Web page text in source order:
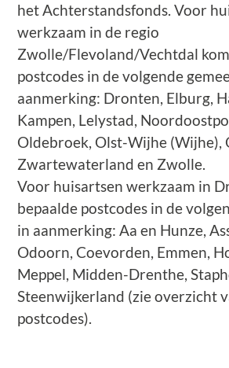
het Achterstandsfonds. Voor
werkzaam in de regio
Zwolle/Flevoland/Vechtdal
postcodes in de volgende
aanmerking: Dronten, Elburg,
Kampen, Lelystad,
Oldebroek, Olst-Wijhe (Wijhe),
Zwartewaterland en Zwolle.
Voor huisartsen werkzaam in
bepaalde postcodes in de
in aanmerking: Aa en Hunze,
Odoorn, Coevorden, Emmen,
Meppel, Midden-Drenthe,
Steenwijkerland (zie overzicht
postcodes).